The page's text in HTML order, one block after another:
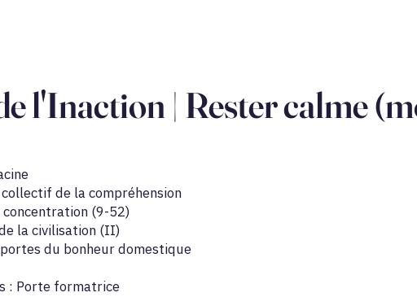
l'Inaction | Rester calme
de la compréhension
(9-52)
la civilisation (II)
portes du bonheur domestique
: Porte formatrice